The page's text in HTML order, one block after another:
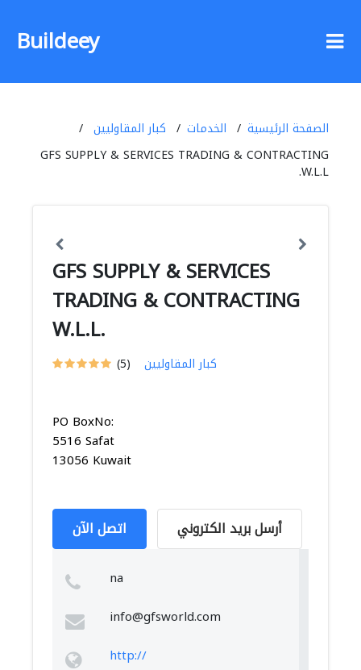
Buildeey
الصفحة الرئيسية الخدمات
كبار المقاوليين
GFS SUPPLY & SERVICES TRADING & CONTRACTING
W.L.L.
GFS SUPPLY & SERVICES
TRADING & CONTRACTING
W.L.L.
(5) كبار المقاوليين
PO BoxNo:
5516 Safat
13056 Kuwait
اتصل الآن أرسل بريد الكتروني
na
info@gfsworld.com
http://